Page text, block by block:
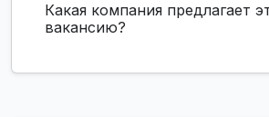
Какая компания предлагает
вакансию?